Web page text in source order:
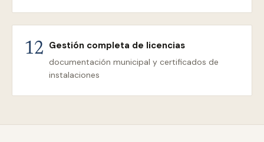
12 Gestión completa de licencias
documentación municipal y certificados de
instalaciones